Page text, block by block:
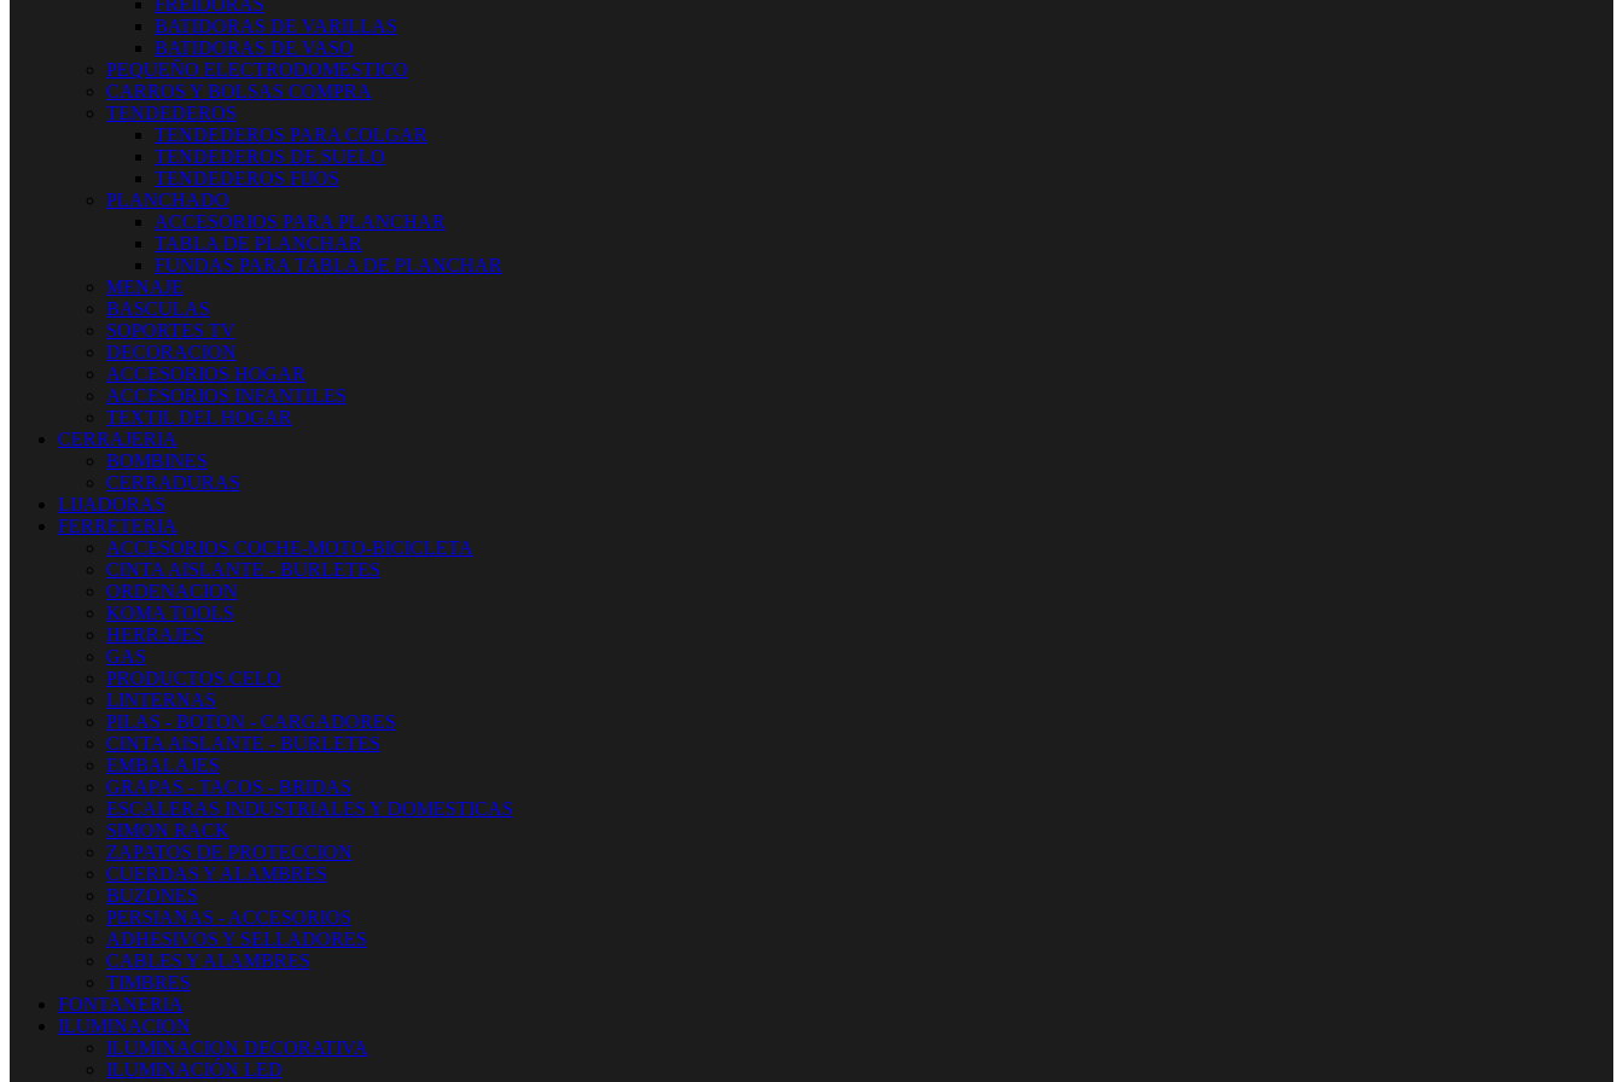
FREIDORAS
BATIDORAS DE VARILLAS
BATIDORAS DE VASO
PEQUEÑO ELECTRODOMESTICO
CARROS Y BOLSAS COMPRA
TENDEDEROS
TENDEDEROS PARA COLGAR
TENDEDEROS DE SUELO
TENDEDEROS FIJOS
PLANCHADO
ACCESORIOS PARA PLANCHAR
TABLA DE PLANCHAR
FUNDAS PARA TABLA DE PLANCHAR
MENAJE
BASCULAS
SOPORTES TV
DECORACION
ACCESORIOS HOGAR
ACCESORIOS INFANTILES
TEXTIL DEL HOGAR
CERRAJERIA
BOMBINES
CERRADURAS
LIJADORAS
FERRETERIA
ACCESORIOS COCHE-MOTO-BICICLETA
CINTA AISLANTE - BURLETES
ORDENACION
KOMA TOOLS
HERRAJES
GAS
PRODUCTOS CELO
LINTERNAS
PILAS - BOTON - CARGADORES
CINTA AISLANTE - BURLETES
EMBALAJES
GRAPAS - TACOS - BRIDAS
ESCALERAS INDUSTRIALES Y DOMESTICAS
SIMON RACK
ZAPATOS DE PROTECCION
CUERDAS Y ALAMBRES
BUZONES
PERSIANAS - ACCESORIOS
ADHESIVOS Y SELLADORES
CABLES Y ALAMBRES
TIMBRES
FONTANERIA
ILUMINACION
ILUMINACION DECORATIVA
ILUMINACIÓN LED